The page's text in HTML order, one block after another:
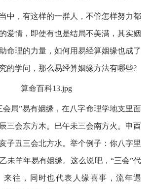
，有这样的一群人，不管怎样努力都
爱情，即使有也是结局不美满，其实姻
命理的力量，如何用易经算姻缘也成了
的学问，那么易经算姻缘方法有哪些?
局”易有姻缘，在八字命理学地支里面
三会东方木。巳午未三会南方火。申酉
子丑三会北方水。举个例子：你八字里
未羊年易有姻缘。这么说吧，“三会”代
来往，同时也代表人缘喜事，流年遇